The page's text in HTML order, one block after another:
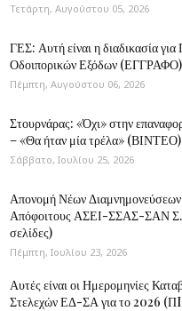
Τετάρτη, Αυγούστου 05, 2026
ΓΕΣ: Αυτή είναι η διαδικασία
Οδοιπορικών Εξόδων (ΕΓΓΡΑΦΟ)
Πέμπτη, Αυγούστου 06, 2026
Στουρνάρας: «Όχι» στην
– «Θα ήταν μία τρέλα» (ΒΙΝΤΕΟ)
Σάββατο, Ιουλίου 25, 2026
Απονομή Νέων Διαμνημονεύσεων
Απόφοιτους ΑΣΕΙ-ΣΣΑΣ-ΣΑΝ
σελίδες)
Πέμπτη, Ιουλίου 23, 2026
Αυτές είναι οι Ημερομηνίες
Στελεχών ΕΔ-ΣΑ για το 2026